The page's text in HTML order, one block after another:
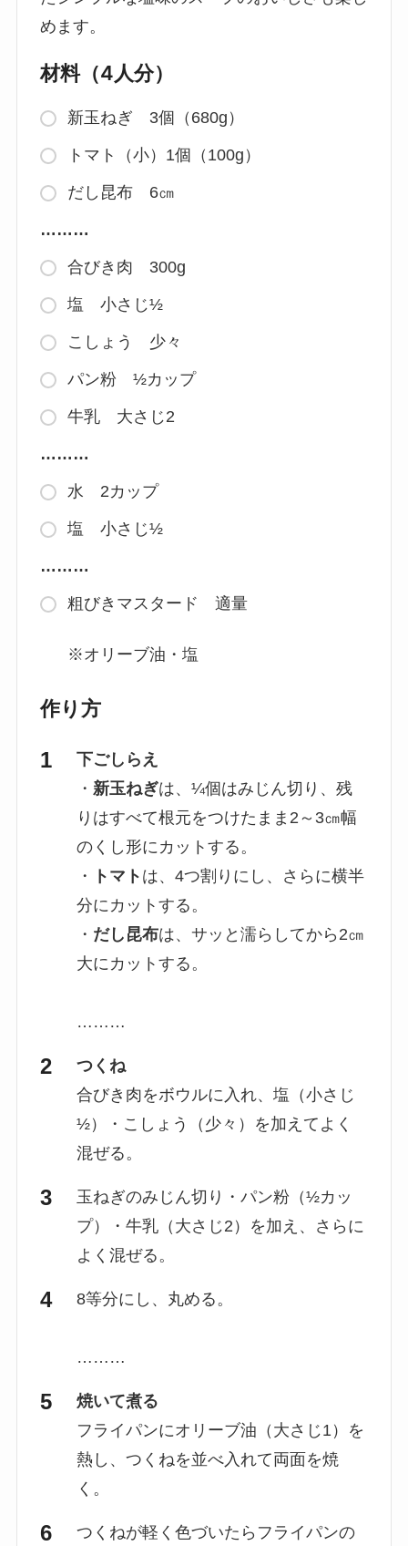
めます。
材料（4人分）
新玉ねぎ 3個（680g）
トマト（小）1個（100g）
だし昆布 6㎝
………
合びき肉 300g
塩 小さじ½
こしょう 少々
パン粉 ½カップ
牛乳 大さじ2
………
水 2カップ
塩 小さじ½
………
粗びきマスタード 適量
※オリーブ油・塩
作り方
下ごしらえ
・ 新玉ねぎは、¼個はみじん切り、残
りはすべて根元をつけたまま2～3㎝幅
のくし形にカットする。
・
トマト は、4つ割りにし、さらに横半
分にカットする。
・ だし昆布は、サッと濡らしてから2㎝
大にカットする。
………
つくね
合びき肉をボウルに入れ、塩（小さじ
½）・こしょう（少々）を加えてよく
混ぜる。
玉ねぎのみじん切り・パン粉（½カッ
プ）・牛乳（大さじ2）を加え、さらに
よく混ぜる。
8等分にし、丸める。
………
焼いて煮る
フライパンにオリーブ油（大さじ1）を
熱し、つくねを並べ入れて両面を焼
く。
つくねが軽く色づいたらフライパンの